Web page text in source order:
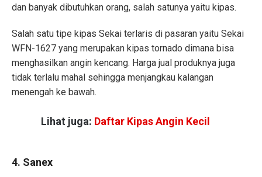
dan banyak dibutuhkan orang, salah satunya yaitu kipas.
Salah satu tipe kipas Sekai terlaris di pasaran yaitu Sekai
WFN-1627 yang merupakan kipas tornado dimana bisa
menghasilkan angin kencang. Harga jual produknya juga
tidak terlalu mahal sehingga menjangkau kalangan
menengah ke bawah.
Lihat juga: Daftar Kipas Angin Kecil
4. Sanex